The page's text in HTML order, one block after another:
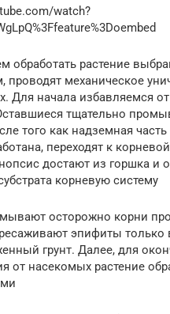
watch?
обработать растение
проводят механическое
Для начала избавляемся
тщательно
того как надземная часть
переходят к
достают из горшка и
корневую систему
осторожно корни
эпифиты только
грунт. Далее, для
от насекомых растение